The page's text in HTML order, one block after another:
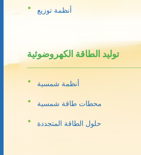
أنظمة توزيع
توليد الطاقة الكهروضوئية
أنظمة شمسية
محطات طاقة شمسية
حلول الطاقة المتجددة